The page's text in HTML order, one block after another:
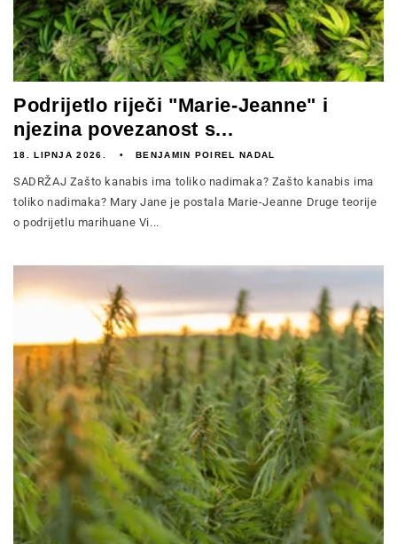
Podrijetlo riječi "Marie-Jeanne" i
njezina povezanost s...
18. LIPNJA 2026. BENJAMIN POIREL NADAL
SADRŽAJ Zašto kanabis ima toliko nadimaka? Zašto kanabis ima
toliko nadimaka? Mary Jane je postala Marie-Jeanne Druge teorije
o podrijetlu marihuane Vi...